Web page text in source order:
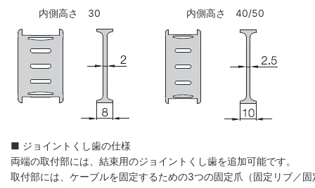
内側高さ 30
内側高さ 40/50
■ ジョイントくし歯の仕様
両端の取付部には、結束用のジョイントくし歯を追加可能です。
取付部には、ケーブルを固定するための3つの固定爪（固定リブ／